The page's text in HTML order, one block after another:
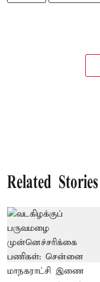
Related Stories